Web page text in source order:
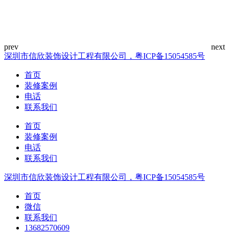
深圳市信欣装饰设计工程有限公司，粤ICP备15054585号
首页
装修案例
电话
联系我们
首页
装修案例
电话
联系我们
深圳市信欣装饰设计工程有限公司，粤ICP备15054585号
首页
微信
联系我们
13682570609